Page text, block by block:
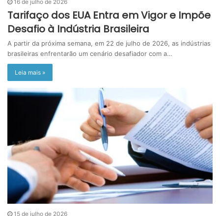
16 de julho de 2026
Tarifaço dos EUA Entra em Vigor e Impõe
Desafio à Indústria Brasileira
A partir da próxima semana, em 22 de julho de 2026, as indústrias
brasileiras enfrentarão um cenário desafiador com a…
Leia mais »
15 de julho de 2026